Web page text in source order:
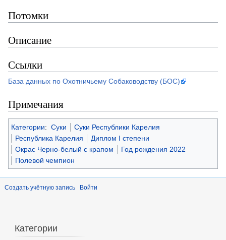
Потомки
Описание
Ссылки
База данных по Охотничьему Собаководству (БОС)
Примечания
Категории: Суки
Суки Республики Карелия
Республика Карелия
Диплом I степени
Окрас Черно-белый с крапом
Год рождения 2022
Полевой чемпион
Создать учётную запись Войти
Категории